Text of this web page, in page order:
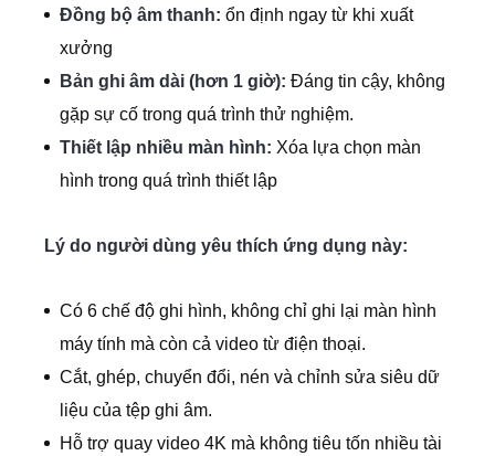
Đồng bộ âm thanh: ổn định ngay từ khi xuất
xưởng
Bản ghi âm dài (hơn 1 giờ): Đáng tin cậy, không
gặp sự cố trong quá trình thử nghiệm.
Thiết lập nhiều màn hình: Xóa lựa chọn màn
hình trong quá trình thiết lập
Lý do người dùng yêu thích ứng dụng này:
Có 6 chế độ ghi hình, không chỉ ghi lại màn hình
máy tính mà còn cả video từ điện thoại.
Cắt, ghép, chuyển đổi, nén và chỉnh sửa siêu dữ
liệu của tệp ghi âm.
Hỗ trợ quay video 4K mà không tiêu tốn nhiều tài